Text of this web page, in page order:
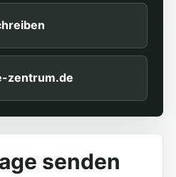
zentrum.de
senden